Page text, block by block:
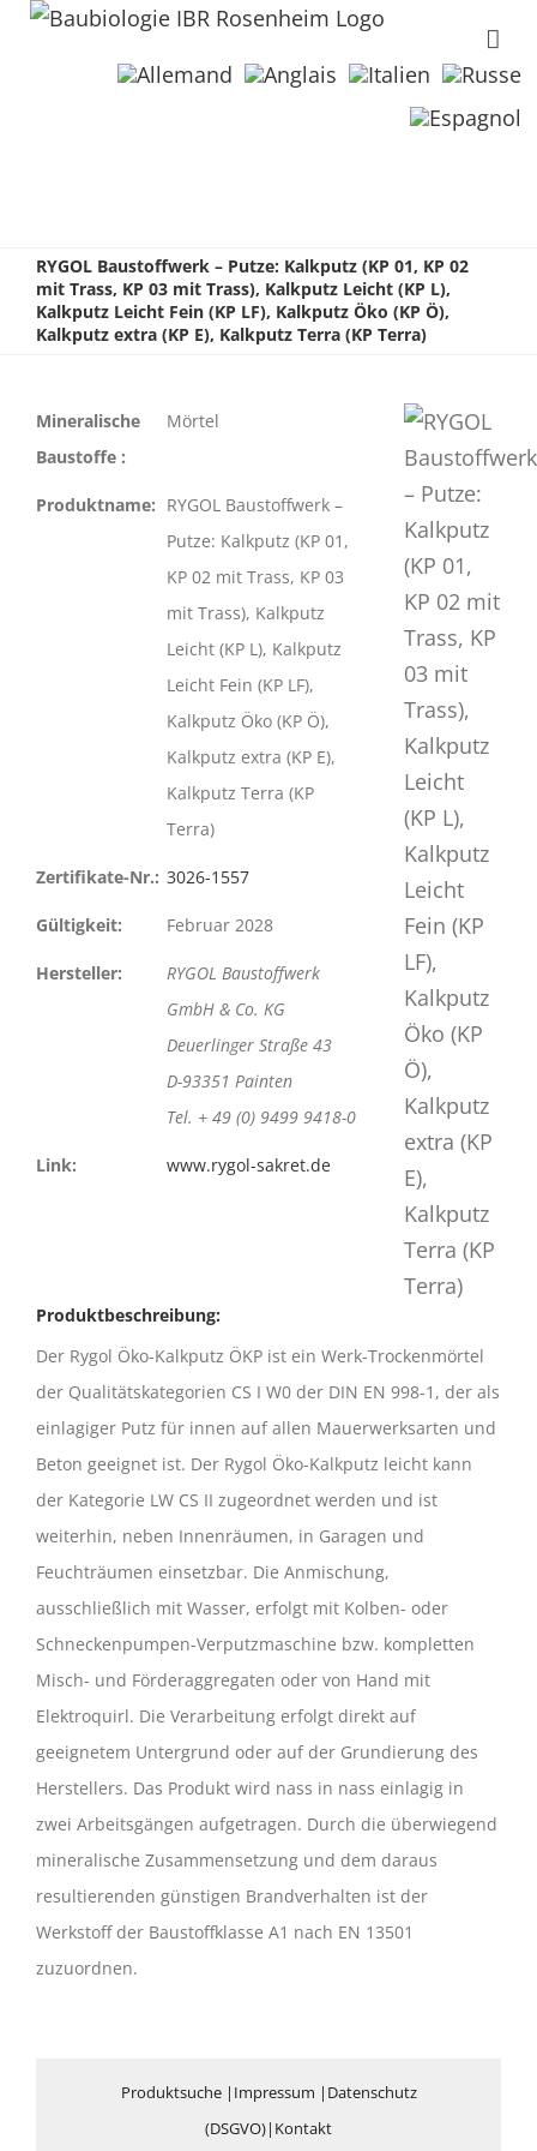
RYGOL Baustoffwerk – Putze: Kalkputz (KP 01, KP 02
mit Trass, KP 03 mit Trass), Kalkputz Leicht (KP L),
Kalkputz Leicht Fein (KP LF), Kalkputz Öko (KP Ö),
Kalkputz extra (KP E), Kalkputz Terra (KP Terra)
Mineralische
Baustoffe :
Mörtel
Produktname: RYGOL Baustoffwerk –
Putze: Kalkputz (KP 01,
KP 02 mit Trass, KP 03
mit Trass), Kalkputz
Leicht (KP L), Kalkputz
Leicht Fein (KP LF),
Kalkputz Öko (KP Ö),
Kalkputz extra (KP E),
Kalkputz Terra (KP
Terra)
Zertifikate-Nr.: 3026-1557
Gültigkeit: Februar 2028
Hersteller:
RYGOL Baustoffwerk
GmbH & Co. KG
Deuerlinger Straße 43
D-93351 Painten
Tel. + 49 (0) 9499 9418-0
Link: www.rygol-sakret.de
Produktbeschreibung:
Der Rygol Öko-Kalkputz ÖKP ist ein Werk-Trockenmörtel
der Qualitätskategorien CS I W0 der DIN EN 998-1, der als
einlagiger Putz für innen auf allen Mauerwerksarten und
Beton geeignet ist. Der Rygol Öko-Kalkputz leicht kann
der Kategorie LW CS II zugeordnet werden und ist
weiterhin, neben Innenräumen, in Garagen und
Feuchträumen einsetzbar. Die Anmischung,
ausschließlich mit Wasser, erfolgt mit Kolben- oder
Schneckenpumpen-Verputzmaschine bzw. kompletten
Misch- und Förderaggregaten oder von Hand mit
Elektroquirl. Die Verarbeitung erfolgt direkt auf
geeignetem Untergrund oder auf der Grundierung des
Herstellers. Das Produkt wird nass in nass einlagig in
zwei Arbeitsgängen aufgetragen. Durch die überwiegend
mineralische Zusammensetzung und dem daraus
resultierenden günstigen Brandverhalten ist der
Werkstoff der Baustoffklasse A1 nach EN 13501
zuzuordnen.
Produktsuche| Impressum | Datenschutz
(DSGVO)| Kontakt